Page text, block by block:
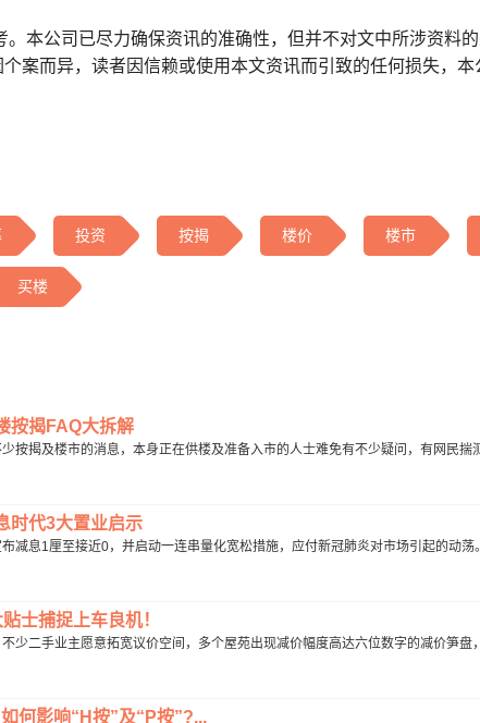
。本公司已尽力确保资讯的准确性，但并不对文中所涉资料
案而异，读者因信赖或使用本文资讯而引致的任何损失，本
投资 按揭 楼价 楼市
买楼
按揭FAQ大拆解
按揭及楼市的消息，本身正在供楼及准备入市的人士难免有不少疑问，有网民
时代3大置业启示
减息1厘至接近0，并启动一连串量化宽松措施，应付新冠肺炎对市场引起的动
士捕捉上车良机！
少二手业主愿意拓宽议价空间，多个屋苑出现减价幅度高达六位数字的减价笋盘
何影响“H按”及“P按”?...